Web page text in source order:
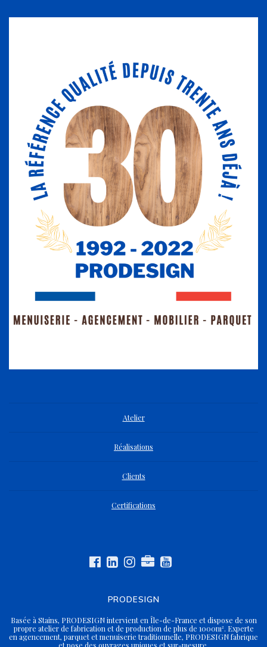
PRODESIGN
Basée à Stains, PRODESIGN intervient en Île-de-France et dispose de son
propre atelier de fabrication et de production de plus de 1000m². Experte
en agencement, parquet et menuiserie traditionnelle, PRODESIGN fabrique
Atelier
Réalisations
Clients
Certifications